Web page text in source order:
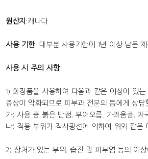
원산지 :캐나다
사용 기한: 대부분 사용기한이 1년 이상 남은
사용 시 주의 사항:
1) 화장품을 사용하여 다음과 같은 이상이 있
증상이 악화되므로 피부과 전문의 등에게 상담
가) 사용 중 붉은 반점, 부어오름, 가려움증, 자
나) 적용 부위가 직사광선에 의하여 위와 같은
2) 상처가 있는 부위, 습진 및 피부염 등의 이